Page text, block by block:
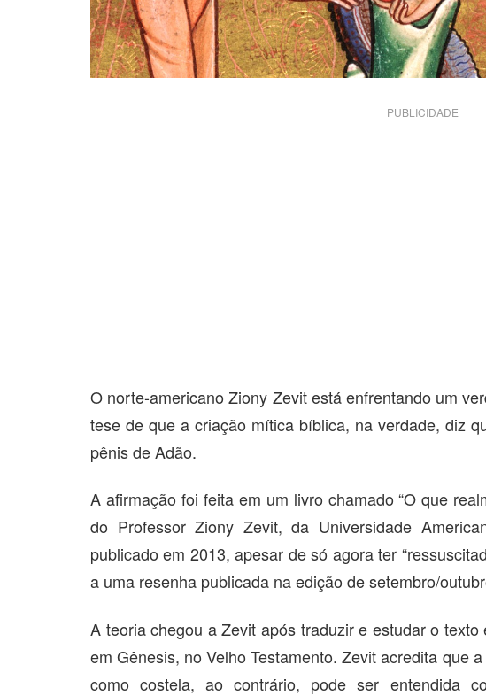
PUBLICIDADE
O norte-americano Ziony Zevit está enfrentando um
tese de que a criação mítica bíblica, na verdade, diz
pênis de Adão.
A afirmação foi feita em um livro chamado “O que
do Professor Ziony Zevit, da Universidade
publicado em 2013, apesar de só agora ter
a uma resenha publicada na edição de setembro/
A teoria chegou a Zevit após traduzir e estudar o
em Gênesis, no Velho Testamento. Zevit acredita que
como costela, ao contrário, pode ser entendida